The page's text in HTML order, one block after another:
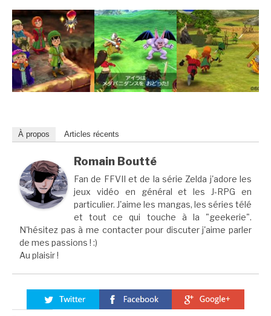
À propos Articles récents
Romain Boutté
Fan de FFVII et de la série Zelda j'adore les
jeux vidéo en général et les J-RPG en
particulier. J'aime les mangas, les séries télé
et tout ce qui touche à la "geekerie".
N'hésitez pas à me contacter pour discuter j'aime parler
de mes passions ! :)
Au plaisir !